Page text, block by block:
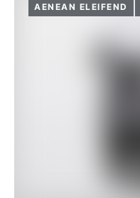
AENEAN ELEIFEND